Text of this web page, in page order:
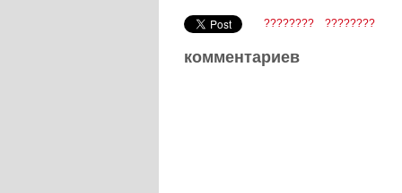
???????? ????????
комментариев